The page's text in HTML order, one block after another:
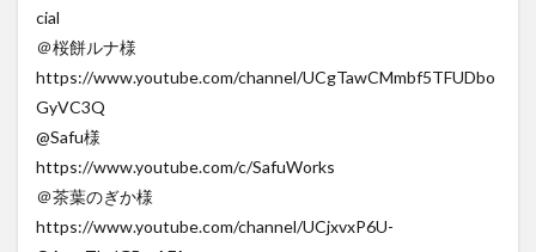
cial
＠桜餅ルナ様
https://www.youtube.com/channel/UCgTawCMmbf5TFUDbo
GyVC3Q
@Safu様
https://www.youtube.com/c/SafuWorks
＠茶葉のぎか様
https://www.youtube.com/channel/UCjxvxP6U-